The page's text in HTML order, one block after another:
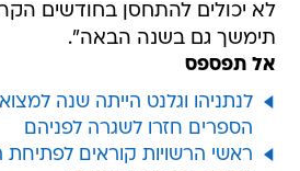
לא יכולים להתחסן בחודשים
תימשך גם בשנה הבאה".
אל תפספס
לנתניהו וגלנט הייתה שנה
הספרים חזרו לשגרה לפניהם
ראשי הרשויות קוראים לפתיחת